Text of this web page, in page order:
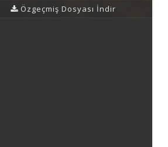
Özgeçmiş Dosyası İndir